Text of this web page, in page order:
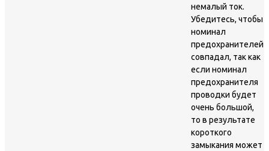
немалый ток.
Убедитесь, чтобы
номинал
предохранителей
совпадал, так как
если номинал
предохранителя
проводки будет
очень большой,
то в результате
короткого
замыкания может